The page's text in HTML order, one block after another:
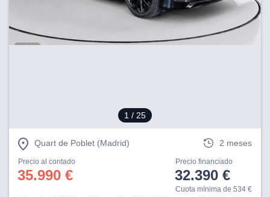
1 / 25
Quart de Poblet (Madrid) 2 meses
Precio al contado
35.990 €
Precio financiado
32.390 €
Cuota mínima de 534 €